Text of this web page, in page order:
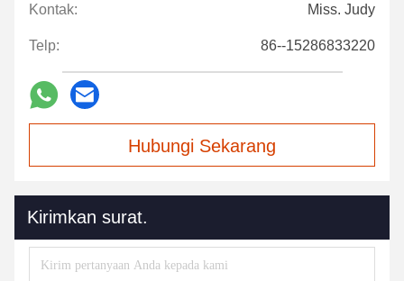
Kontak: Miss. Judy
Telp: 86--15286833220
Hubungi Sekarang
Kirimkan surat.